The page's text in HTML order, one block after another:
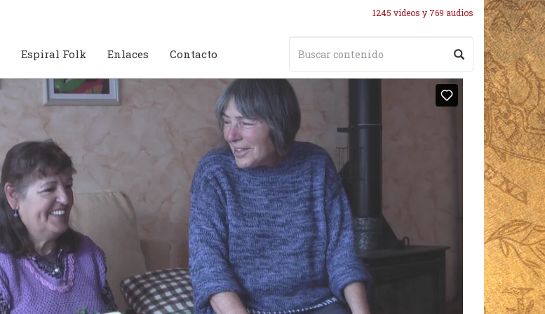
1245 videos y 769 audios
Espiral Folk Enlaces Contacto